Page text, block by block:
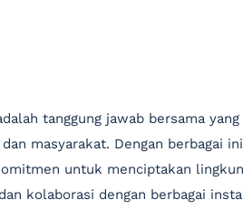
tanggung jawab bersama
masyarakat. Dengan berbagai
untuk menciptakan
kolaborasi dengan berbagai